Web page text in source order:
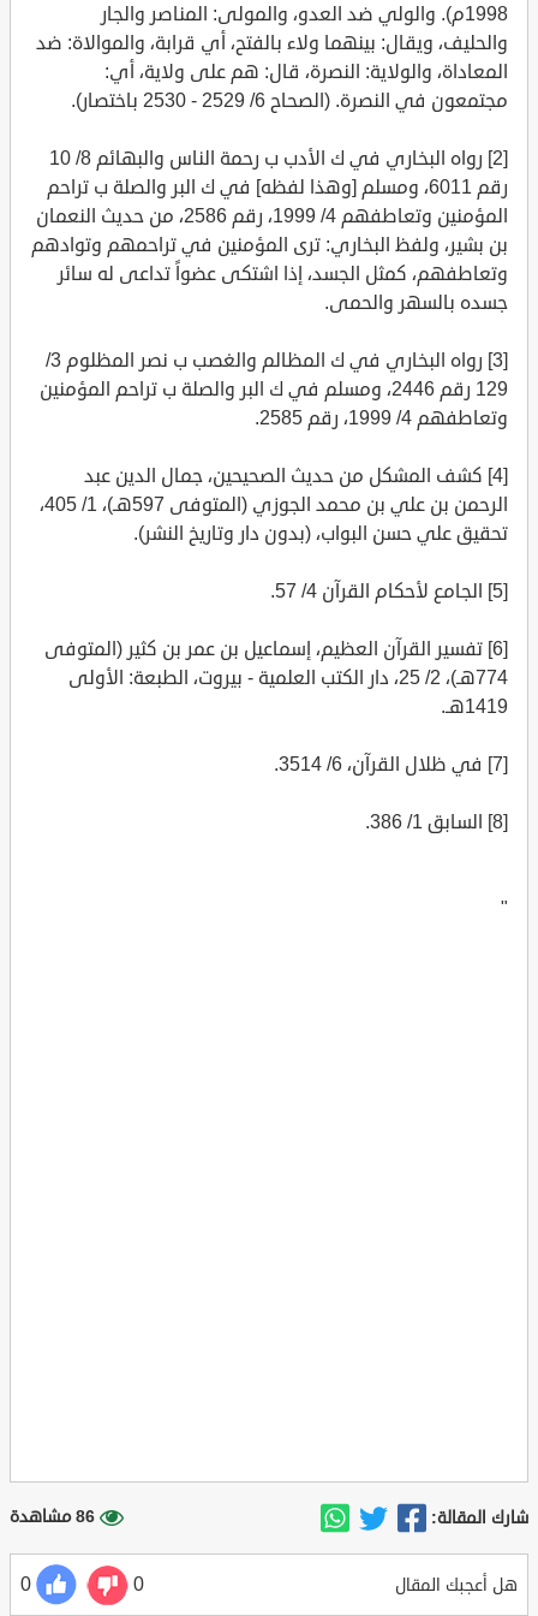
1998م). والولي ضد العدو، والمولى: المناصر والجار
والحليف، ويقال: بينهما ولاء بالفتح، أي قرابة، والموالاة: ضد
المعاداة، والولاية: النصرة، قال: هم على ولاية، أي:
مجتمعون في النصرة. (الصحاح 6/ 2529 - 2530 باختصار).
[2] رواه البخاري في ك الأدب ب رحمة الناس والبهائم 8/ 10
رقم 6011، ومسلم [وهذا لفظه] في ك البر والصلة ب تراحم
المؤمنين وتعاطفهم 4/ 1999، رقم 2586، من حديث النعمان
بن بشير، ولفظ البخاري: ترى المؤمنين في تراحمهم وتوادهم
وتعاطفهم، كمثل الجسد، إذا اشتكى عضواً تداعى له سائر
جسده بالسهر والحمى.
[3] رواه البخاري في ك المظالم والغصب ب نصر المظلوم 3/
129 رقم 2446، ومسلم في ك البر والصلة ب تراحم المؤمنين
وتعاطفهم 4/ 1999، رقم 2585.
[4] كشف المشكل من حديث الصحيحين، جمال الدين عبد
الرحمن بن علي بن محمد الجوزي (المتوفى 597هـ)، 1/ 405،
تحقيق علي حسن البواب، (بدون دار وتاريخ النشر).
[5] الجامع لأحكام القرآن 4/ 57.
[6] تفسير القرآن العظيم، إسماعيل بن عمر بن كثير (المتوفى
774هـ)، 2/ 25، دار الكتب العلمية - بيروت، الطبعة: الأولى
1419هـ.
[7] في ظلال القرآن، 6/ 3514.
[8] السابق 1/ 386.
"
شارك المقالة: 86 مشاهدة
هل أعجبك المقال 0
0